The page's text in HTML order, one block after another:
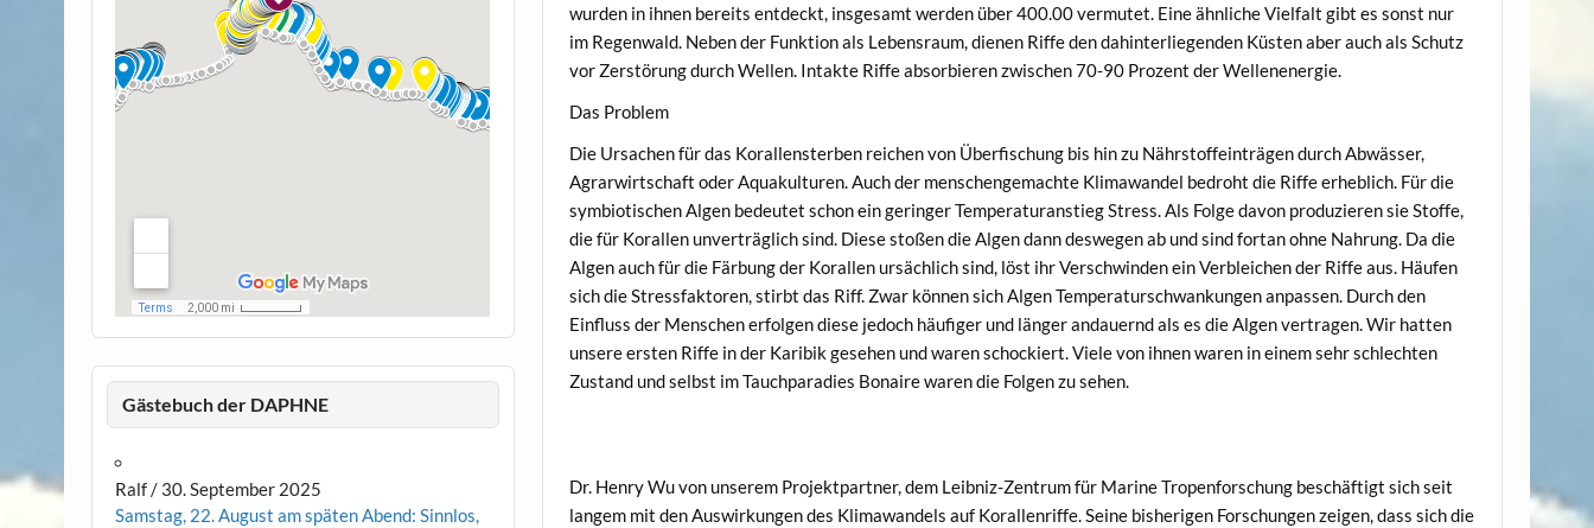
wurden in ihnen bereits entdeckt, insgesamt werden über 400.00 vermutet. Eine ähnliche Vielfalt gibt es sonst nur
im Regenwald. Neben der Funktion als Lebensraum, dienen Riffe den dahinterliegenden Küsten aber auch als Schutz
vor Zerstörung durch Wellen. Intakte Riffe absorbieren zwischen 70-90 Prozent der Wellenenergie.
Das Problem
Die Ursachen für das Korallensterben reichen von Überfischung bis hin zu Nährstoffeinträgen durch Abwässer,
Agrarwirtschaft oder Aquakulturen. Auch der menschengemachte Klimawandel bedroht die Riffe erheblich. Für die
symbiotischen Algen bedeutet schon ein geringer Temperaturanstieg Stress. Als Folge davon produzieren sie Stoffe,
die für Korallen unverträglich sind. Diese stoßen die Algen dann deswegen ab und sind fortan ohne Nahrung. Da die
Algen auch für die Färbung der Korallen ursächlich sind, löst ihr Verschwinden ein Verbleichen der Riffe aus. Häufen
sich die Stressfaktoren, stirbt das Riff. Zwar können sich Algen Temperaturschwankungen anpassen. Durch den
Einfluss der Menschen erfolgen diese jedoch häufiger und länger andauernd als es die Algen vertragen. Wir hatten
unsere ersten Riffe in der Karibik gesehen und waren schockiert. Viele von ihnen waren in einem sehr schlechten
Zustand und selbst im Tauchparadies Bonaire waren die Folgen zu sehen.
Dr. Henry Wu von unserem Projektpartner, dem Leibniz-Zentrum für Marine Tropenforschung beschäftigt sich seit
langem mit den Auswirkungen des Klimawandels auf Korallenriffe. Seine bisherigen Forschungen zeigen, dass sich die
Gästebuch der DAPHNE
Ralf/ 30. September 2025
Samstag, 22. August am späten Abend: Sinnlos,